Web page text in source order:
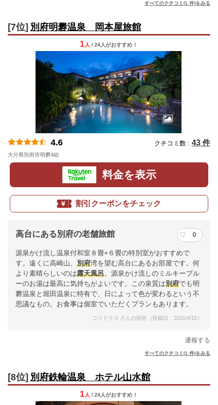
すべてのクチコミ(1 件)をみる
[7位] 別府明礬温泉 岡本屋旅館
1 人 / 24人がおすすめ！
4.6 クチコミ数 : 43 件
大分県別府市明礬4組
料金を表示
割引クーポンをチェック
高台にある別府の老舗旅館 0
源泉かけ流し温泉付和室８畳+６畳の特別室がおすすめで
す。遠くに高崎山、 別府湾を望む高台にあるお部屋です。何
より素晴らしいのは露天風呂。源泉かけ流しのミルキーブル
ーのお湯は最高に気持ちがよいです。この泉質は別府でも明
礬温泉と堀田温泉に特有で、日によって色が変わるという不
思議なもの。お食事は個室でいただくプランもあります。
コリドラス さんの回答（投稿日：2021/4/15）
通報する
すべてのクチコミ(1 件)をみる
[8位] 別府鉄輪温泉 ホテル山水館
1 人 / 24人がおすすめ！